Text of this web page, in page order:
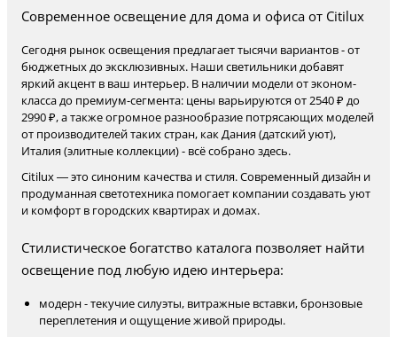
Современное освещение для дома и офиса от Citilux
Сегодня рынок освещения предлагает тысячи вариантов - от
бюджетных до эксклюзивных. Наши светильники добавят
яркий акцент в ваш интерьер. В наличии модели от эконом-
класса до премиум-сегмента: цены варьируются от 2540 ₽ до
2990 ₽, а также огромное разнообразие потрясающих моделей
от производителей таких стран, как Дания (датский уют),
Италия (элитные коллекции) - всё собрано здесь.
Citilux — это синоним качества и стиля. Современный дизайн и
продуманная светотехника помогает компании создавать уют
и комфорт в городских квартирах и домах.
Стилистическое богатство каталога позволяет найти
освещение под любую идею интерьера:
модерн - текучие силуэты, витражные вставки, бронзовые
переплетения и ощущение живой природы.